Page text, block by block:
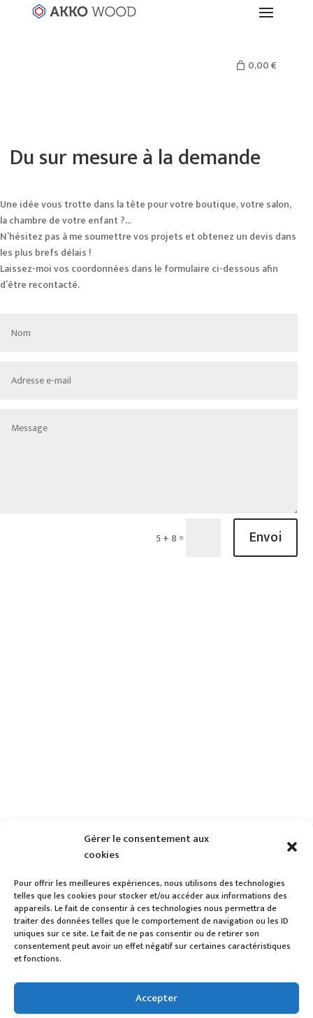
Gérer le consentement aux
cookies
Pour offrir les meilleures expériences, nous utilisons des technologies
telles que les cookies pour stocker et/ou accéder aux informations des
appareils. Le fait de consentir à ces technologies nous permettra de
traiter des données telles que le comportement de navigation ou les ID
uniques sur ce site. Le fait de ne pas consentir ou de retirer son
consentement peut avoir un effet négatif sur certaines caractéristiques
et fonctions.
Accepter
0,00 €
Du sur mesure à la demande
Une idée vous trotte dans la tête pour votre boutique, votre salon,
la chambre de votre enfant ?…
N’hésitez pas à me soumettre vos projets et obtenez un devis dans
les plus brefs délais !
Laissez-moi vos coordonnées dans le formulaire ci-dessous afin
d’être recontacté.
5 + 8 = Envoi